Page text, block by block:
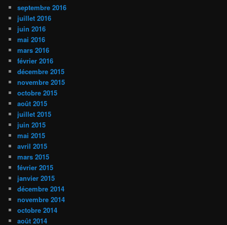
septembre 2016
juillet 2016
juin 2016
mai 2016
mars 2016
février 2016
décembre 2015
novembre 2015
octobre 2015
août 2015
juillet 2015
juin 2015
mai 2015
avril 2015
mars 2015
février 2015
janvier 2015
décembre 2014
novembre 2014
octobre 2014
août 2014